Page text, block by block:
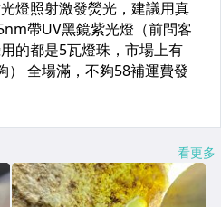
看更多